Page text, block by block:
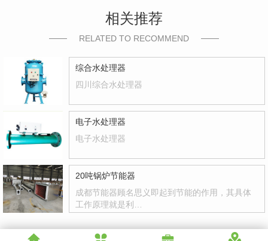
相关推荐
RELATED TO RECOMMEND
综合水处理器
四川综合水处理器
电子水处理器
电子水处理器
20吨锅炉节能器
成都节能器顾名思义即起到节能的作用，其具体
工作原理就是利…